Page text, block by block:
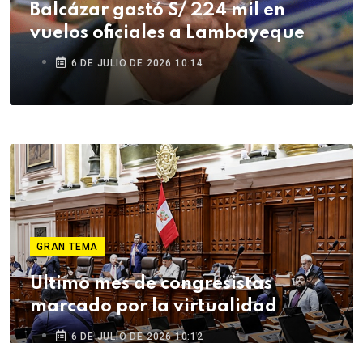
Balcázar gastó S/ 224 mil en
vuelos oficiales a Lambayeque
6 DE JULIO DE 2026 10:14
GRAN TEMA
Último mes de congresistas
marcado por la virtualidad
6 DE JULIO DE 2026 10:12